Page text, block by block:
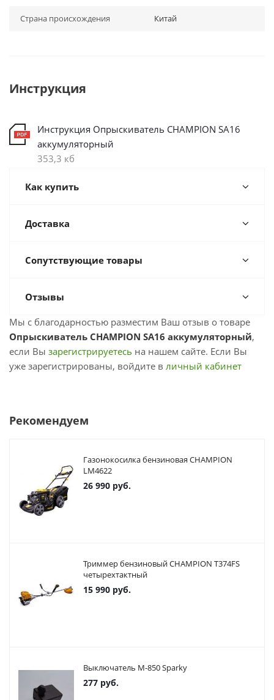
Страна происхождения Китай
Инструкция
Инструкция Опрыскиватель CHAMPION SA16
аккумуляторный
353,3 кб
Как купить
Доставка
Сопутствующие товары
Отзывы
Мы с благодарностью разместим Ваш отзыв о товаре
Опрыскиватель CHAMPION SA16 аккумуляторный,
если Вы зарегистрируетесь на нашем сайте. Если Вы
уже зарегистрированы, войдите в личный кабинет
Рекомендуем
Газонокосилка бензиновая CHAMPION
LM4622
26 990 руб.
Триммер бензиновый CHAMPION T374FS
четырехтактный
15 990 руб.
Выключатель М-850 Sparky
277 руб.